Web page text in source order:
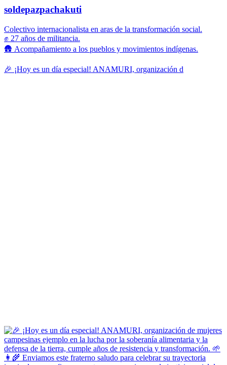
soldepazpachakuti
Colectivo internacionalista en aras de la transformación social.
✊ 27 años de militancia.
🛖 Acompañamiento a los pueblos y movimientos indígenas.
🎉 ¡Hoy es un día especial! ANAMURI, organización d